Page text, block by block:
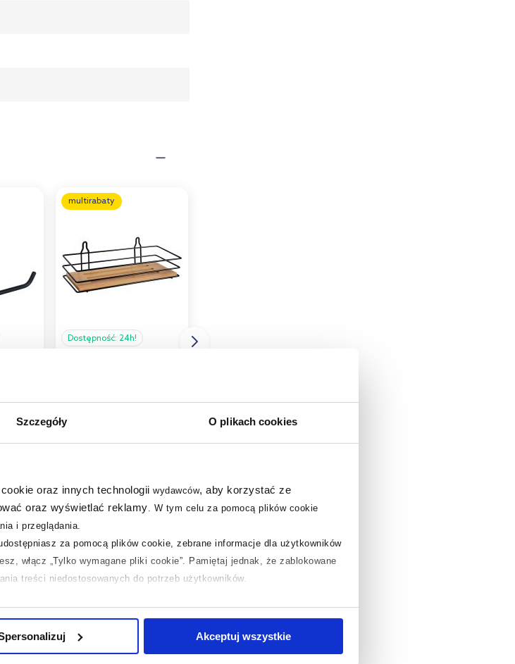
Szczegóły O plikach cookies
oraz innych technologii wydawców, aby korzystać ze
oraz wyświetlać reklamy. W tym celu za pomocą plików cookie
i przeglądania.
za pomocą plików cookie, zebrane informacje dla użytkowników
włącz „Tylko wymagane pliki cookie”. Pamiętaj jednak, że zablokowane
treści niedostosowanych do potrzeb użytkowników.
do zakładek „Informacje o plikach cookie”.Akceptuj wszystkie
multirabaty
Dostępność: 24h!
32,00zł
08291
35,51zł
mat 07912